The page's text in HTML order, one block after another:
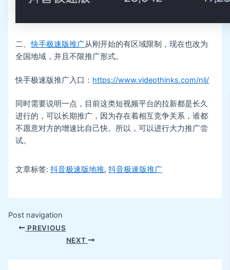
二、快手极速版推广从刚开始的有区域限制，现在也改为
全国地域，并且不限推广形式。
快手极速版推广入口： https://www.videothinks.com/nlj/
同时需要说明一点，目前这类短视频平台的拉新都是长久
进行的，可以长期推广，因为存在着相互竞争关系，谁都
不愿意对方的增速比自己快。所以，可以进行大力推广尝
试。
文章标签:抖音极速版地推,抖音极速版推广
Post navigation
PREVIOUS
NEXT